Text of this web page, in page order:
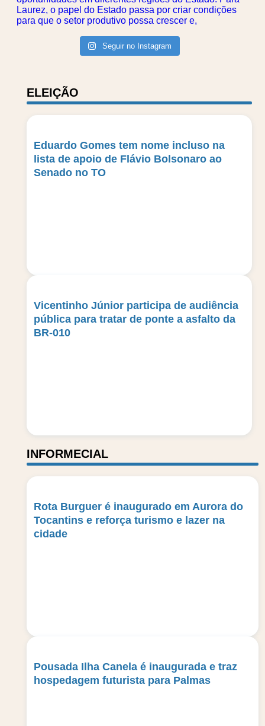
Seguir no Instagram
ELEIÇÃO
Eduardo Gomes tem nome incluso na
lista de apoio de Flávio Bolsonaro ao
Senado no TO
Vicentinho Júnior participa de audiência
pública para tratar de ponte a asfalto da
BR-010
INFORMECIAL
Rota Burguer é inaugurado em Aurora do
Tocantins e reforça turismo e lazer na
cidade
Pousada Ilha Canela é inaugurada e traz
hospedagem futurista para Palmas